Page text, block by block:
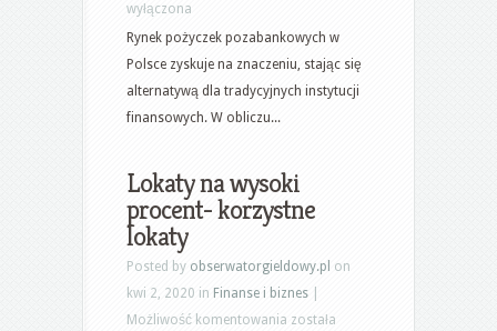
pozabankowych
wyłączona
Rynek pożyczek pozabankowych w
Polsce zyskuje na znaczeniu, stając się
alternatywą dla tradycyjnych instytucji
finansowych. W obliczu...
Lokaty na wysoki
procent- korzystne
lokaty
Posted by obserwatorgieldowy.pl on
kwi 2, 2020 in Finanse i biznes
Możliwość komentowania Lokaty
została